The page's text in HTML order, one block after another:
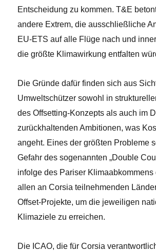
Entscheidung zu kommen. T&E
andere Extrem, die ausschließliche
EU-ETS auf alle Flüge nach und
die größte Klimawirkung entfalten
Die Gründe dafür finden sich aus
Umweltschützer sowohl in
des Offsetting-Konzepts als auch im
zurückhaltenden Ambitionen, was
angeht. Eines der größten Probleme
Gefahr des sogenannten „Double
infolge des Pariser Klimaabkommens
allen an Corsia teilnehmenden
Offset-Projekte, um die jeweiligen
Klimaziele zu erreichen.
Die ICAO, die für Corsia